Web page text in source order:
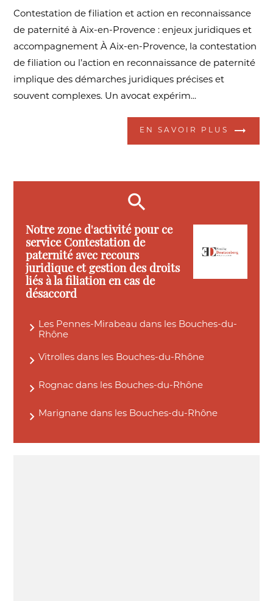
Contestation de filiation et action en reconnaissance
de paternité à Aix-en-Provence : enjeux juridiques et
accompagnement À Aix-en-Provence, la contestation
de filiation ou l’action en reconnaissance de paternité
implique des démarches juridiques précises et
souvent complexes. Un avocat expérim...
EN SAVOIR PLUS
Notre zone d'activité pour ce
service Contestation de
paternité avec recours
juridique et gestion des droits
liés à la filiation en cas de
désaccord
Les Pennes-Mirabeau dans les Bouches-du-
Rhône
Vitrolles dans les Bouches-du-Rhône
Rognac dans les Bouches-du-Rhône
Marignane dans les Bouches-du-Rhône